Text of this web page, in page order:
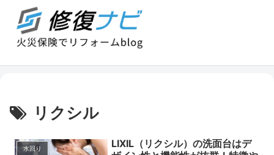
リクシル
水回り
LIXIL（リクシル）の洗面台はデ